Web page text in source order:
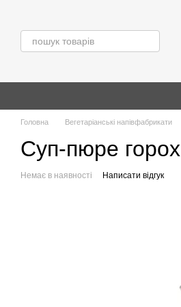
Головна Вегетаріанські напівфабрикати
Суп-пюре
Немає в наявності Написати відгук